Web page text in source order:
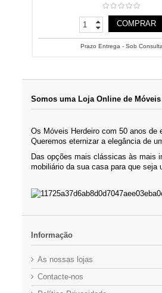
COMPRAR
Prazo Entrega - Sob Consulta
Somos uma Loja Online de
Os Móveis Herdeiro com 50 anos de
Queremos eternizar a elegância de
Das opções mais clássicas às mais
mobiliário da sua casa para que seja
Informação
As nossas lojas
Contacte-nos